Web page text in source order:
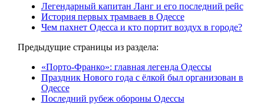
Легендарный капитан Ланг и его последний рейс
История первых трамваев в Одессе
Чем пахнет Одесса и кто портит воздух в городе?
Предыдущие страницы из раздела:
«Порто-Франко»: главная легенда Одессы
Праздник Нового года с ёлкой был организован в
Одессе
Последний рубеж обороны Одессы